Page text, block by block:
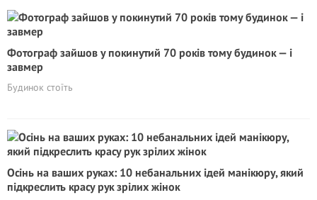
Фотограф зайшов у покинутий 70 років тому будинок — і
завмер
Будинок стоїть
Осінь на ваших руках: 10 небанальних ідей манікюру, який
підкреслить красу рук зрілих жінок